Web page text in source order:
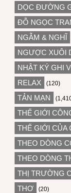
DỌC ĐƯỜNG
ĐỖ NGỌC
NGẪM & NGHĨ
NGƯỢC XUÔI
NHẬT KÝ GHI
RELAX (120)
TẢN MẠN
THẾ GIỚI
THẾ GIỚI CỦA
THEO DÒNG
THEO DÒNG
THỊ TRƯỜNG
THƠ (20)